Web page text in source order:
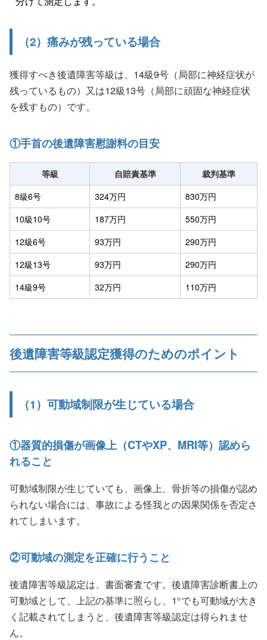
（2）痛みが残っている場合
獲得すべき後遺障害等級は、14級9号（局部に神経症状が
残っているもの）又は12級13号（局部に頑固な神経症状
を残すもの）です。
①手首の後遺障害慰謝料の目安
等級 自賠責基準
裁判基準
8級6号
324万円
830万円
10級10号
187万円
550万円
12級6号
93万円
290万円
12級13号
93万円
290万円
14級9号
32万円 110万円
後遺障害等級認定獲得のためのポイント
（1）可動域制限が生じている場合
①器質的損傷が画像上（CTやXP、MRI等）認めら
れること
可動域制限が生じていても、画像上、骨折等の損傷が認め
られない場合には、事故による怪我との因果関係を否定さ
れてしまいます。
②可動域の測定を正確に行うこと
後遺障害等級認定は、書面審査です。後遺障害診断書上の
可動域として、上記の基準に照らし、1°でも可動域が大き
く記載されてしまうと、後遺障害等級認定は得られませ
ん。